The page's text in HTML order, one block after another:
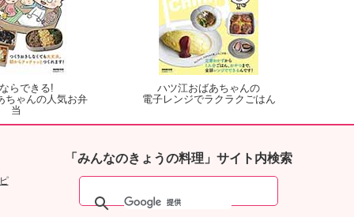
らできる!
ちゃんの人気お弁
当
ハツ江おばあちゃんの
電子レンジでラクラクごはん
「みんなのきょうの料理」サイト内検索